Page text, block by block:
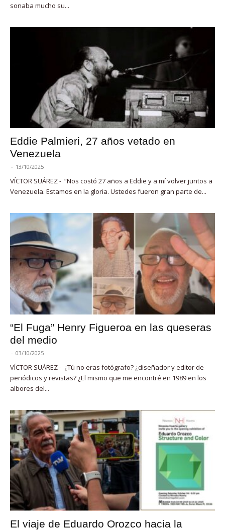
sonaba mucho su...
Eddie Palmieri, 27 años vetado en
Venezuela
- 13/10/2025
VÍCTOR SUÁREZ - “Nos costó 27 años a Eddie y a mí volver juntos a
Venezuela. Estamos en la gloria. Ustedes fueron gran parte de...
“El Fuga” Henry Figueroa en las queseras
del medio
- 03/10/2025
VÍCTOR SUÁREZ - ¿Tú no eras fotógrafo? ¿diseñador y editor de
periódicos y revistas? ¿El mismo que me encontré en 1989 en los
albores del...
El viaje de Eduardo Orozco hacia la